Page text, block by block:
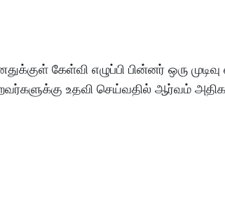
கேள்வி எழுப்பி பின்னர் ஒரு முடிவு
உதவி செய்வதில் ஆர்வம்